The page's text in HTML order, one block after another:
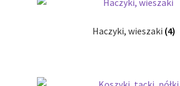
Haczyki, wieszaki (4)